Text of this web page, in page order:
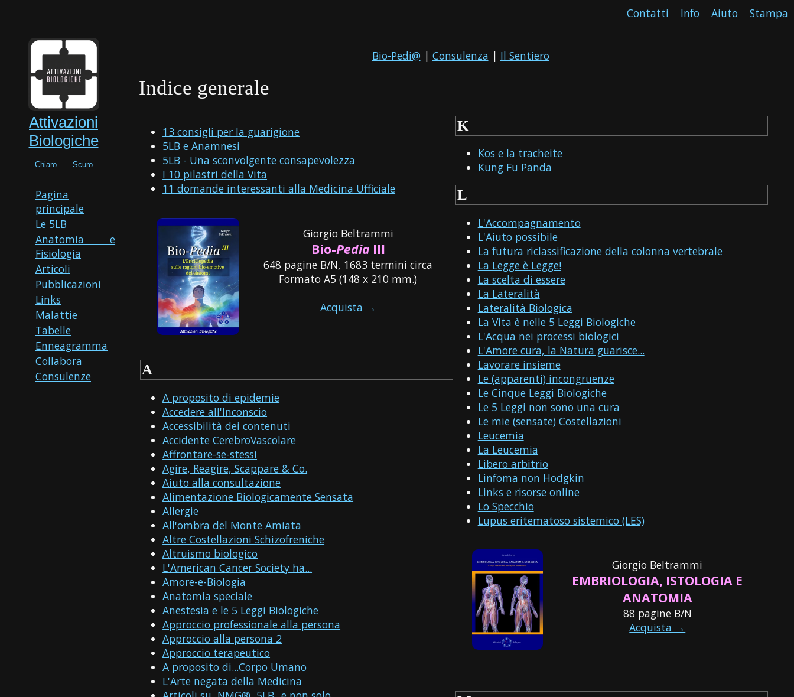
Stampa
Aiuto
Info
Contatti
Attivazioni
Biologiche
Chiaro Scuro
Pagina
principale
Le 5LB
Anatomia e
Fisiologia
Articoli
Pubblicazioni
Links
Malattie
Tabelle
Enneagramma
Collabora
Consulenze
Bio-Pedi@| Consulenza | Il Sentiero
Indice generale
13 consigli per la guarigione
5LB e Anamnesi
5LB - Una sconvolgente consapevolezza
I 10 pilastri della Vita
11 domande interessanti alla Medicina Ufficiale
Giorgio Beltrammi
Bio-Pedia III
648 pagine B/N, 1683 termini circa
Formato A5 (148 x 210 mm.)
Acquista →
A
A proposito di epidemie
Accedere all'Inconscio
Accessibilità dei contenuti
Accidente CerebroVascolare
Affrontare-se-stessi
Agire, Reagire, Scappare & Co.
Aiuto alla consultazione
Alimentazione Biologicamente Sensata
Allergie
All'ombra del Monte Amiata
Altre Costellazioni Schizofreniche
Altruismo biologico
L'American Cancer Society ha...
Amore-e-Biologia
Anatomia speciale
Anestesia e le 5 Leggi Biologiche
Approccio professionale alla persona
Approccio alla persona 2
Approccio terapeutico
A proposito di...Corpo Umano
L'Arte negata della Medicina
K
Kos e la tracheite
Kung Fu Panda
L
L'Accompagnamento
L'Aiuto possibile
La futura riclassificazione della colonna vertebrale
La Legge è Legge!
La scelta di essere
La Lateralità
Lateralità Biologica
La Vita è nelle 5 Leggi Biologiche
L'Acqua nei processi biologici
L'Amore cura, la Natura guarisce...
Lavorare insieme
Le (apparenti) incongruenze
Le Cinque Leggi Biologiche
Le 5 Leggi non sono una cura
Le mie (sensate) Costellazioni
Leucemia
La Leucemia
Libero arbitrio
Linfoma non Hodgkin
Links e risorse online
Lo Specchio
Lupus eritematoso sistemico (LES)
Giorgio Beltrammi
EMBRIOLOGIA, ISTOLOGIA E
ANATOMIA
88 pagine B/N
Acquista →